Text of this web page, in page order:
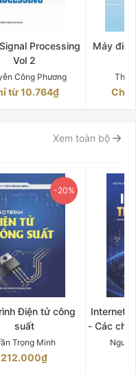
Processing
Vol 2
Công Phương
từ 10.764₫
Máy
Chỉ
Xem toàn bộ
-20%
Điện tử công
suất
Trọng Minh
212.000₫
Internet
- Các